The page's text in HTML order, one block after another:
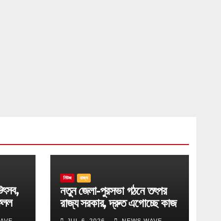
নিউজ রাজ্য
নতুন জেলা-পুরসভা গঠনে তৎপর
রাজ্য সরকার, দ্রুত এগোচ্ছে কাজ